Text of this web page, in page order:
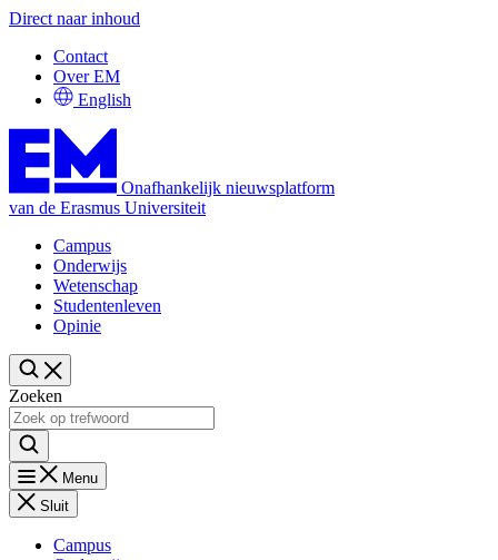
Direct naar inhoud
Contact
Over EM
English
Onafhankelijk nieuwsplatform
van de Erasmus Universiteit
Campus
Onderwijs
Wetenschap
Studentenleven
Opinie
Zoeken
Menu
Sluit
Campus